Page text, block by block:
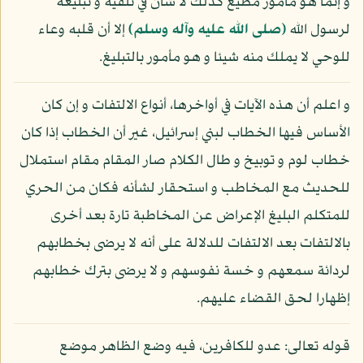
لرسول الله(صلى الله عليه وآله وسلم)إلا أن قلبه وعاء
للوحي لا يملك منه شيئا و هو مأمور بالتبليغ.
و اعلم أن هذه الآيات في أواخرها، أنواع الالتفات و إن كان
الأساس فيها الخطاب لبني إسرائيل، غير أن الخطاب إذا كان
خطاب لوم و توبيخ و طال الكلام صار المقام مقام استملال
للحديث مع المخاطب و استحقار لشأنه فكان من الحري
للمتكلم البليغ الإعراض عن المخاطبة تارة بعد أخرى
بالالتفات بعد الالتفات للدلالة على أنه لا يرضى بخطابهم
لردائة سمعهم و خسة نفوسهم و لا يرضى بترك خطابهم
إظهارا لحق القضاء عليهم.
قوله تعالى: عدو للكافرين، فيه وضع الظاهر موضع